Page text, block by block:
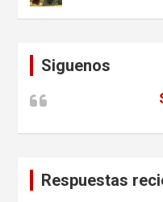
Siguenos
Respuestas